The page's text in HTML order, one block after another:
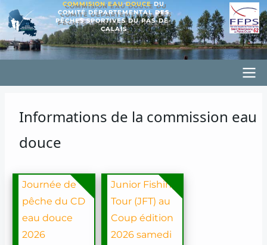
Aller
au
contenu
principal
COMMISION EAU DOUCEDU
COMITÉ DÉPARTEMENTAL DES
PÊCHES SPORTIVES DU PAS-DE-
CALAIS
CD62PSED
Informations de la commission eau
douce
Journée de
pêche du CD
eau douce
2026
Junior Fishing
Tour (JFT) au
Coup édition
2026 samedi